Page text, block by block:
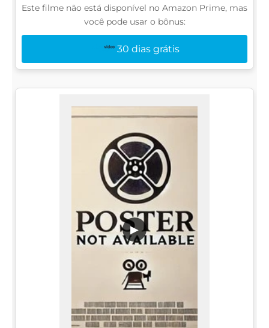
Este filme não está disponível no Amazon Prime, mas
você pode usar o bônus:
30 dias grátis
▶